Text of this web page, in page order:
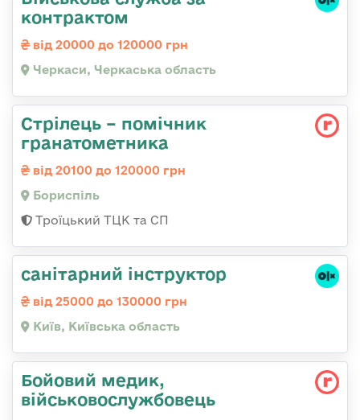
контрактом
від 20000 до 120000 грн
Черкаси, Черкаська область
Стрілець – помічник
гранатометника
від 20100 до 120000 грн
Бориспіль
Троїцький ТЦК та СП
санітарний інструктор
від 25000 до 130000 грн
Київ, Київська область
Бойовий медик,
військовослужбовець